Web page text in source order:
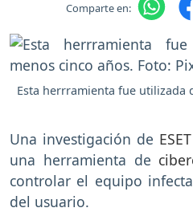
Comparte en:
Esta herrramienta fue utilizada
Una investigación de ESET
una herramienta de
controlar el equipo
del usuario.